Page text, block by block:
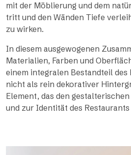
mit der Möblierung und dem
tritt und den Wänden Tiefe
zu wirken.
In diesem ausgewogenen
Materialien, Farben und
einem integralen Bestandteil des
nicht als rein dekorativer
Element, das den
und zur Identität des